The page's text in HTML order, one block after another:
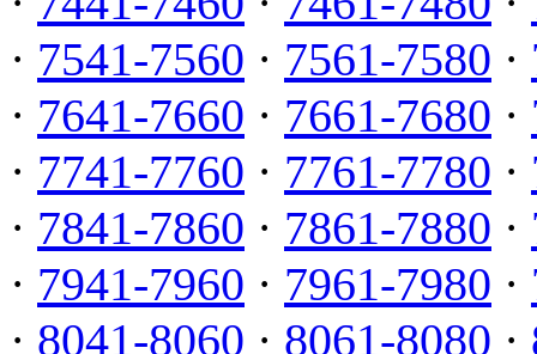
· 7541-7560 · 7561-7580 ·
· 7641-7660 · 7661-7680 ·
· 7741-7760 · 7761-7780 ·
· 7841-7860 · 7861-7880 ·
· 7941-7960 · 7961-7980 ·
· 8041-8060 · 8061-8080 ·